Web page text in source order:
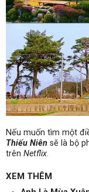
Nếu muốn tìm một
Thiếu Niên sẽ là bộ
trên Netflix.
XEM THÊM